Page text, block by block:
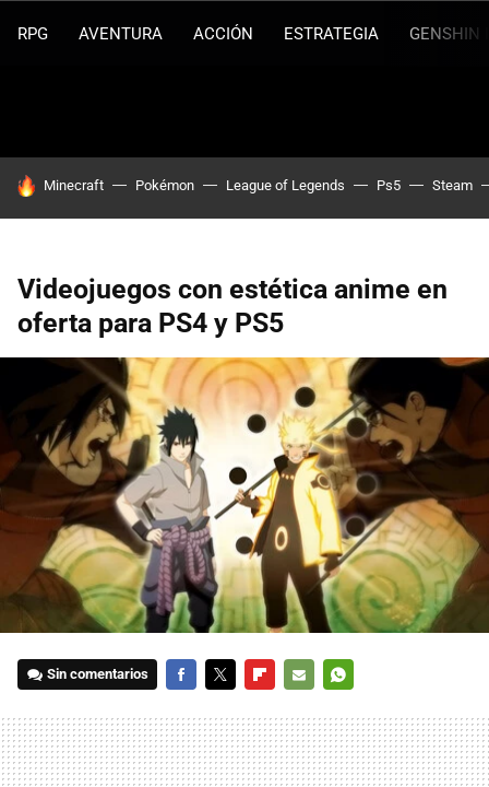
RPG AVENTURA ACCIÓN ESTRATEGIA GENSHIN
HOY SE HABLA DE
Minecraft Pokémon League of Legends Ps5 Steam
Videojuegos con estética anime en
oferta para PS4 y PS5
Sin comentarios
MAIL